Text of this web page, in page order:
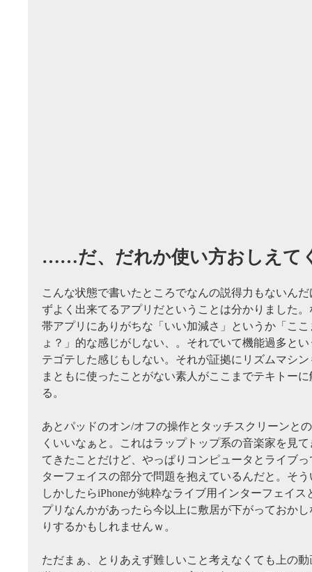
……だ、だれか使い方おしえて
こんな状態で書いたところでなんの説得力もないん
ずよく出来てるアプリだということは分かりました
帯アプリにありがちな「いい加減さ」というか「こ
ょ？」的な感じがしない、。それでいて機能過多と
テゴテした感じもしない。それが証拠にリズムマシ
まともに使ったことがない素人がここまでテキトー
る。
あとパッドのオン/オフの操作とタッチスクリーンと
くいいなぁと。これはラップトップ系の音楽家を見
てきたことだけど、やっぱりコンピュータとライブ
ターフェイスの部分で問題を抱えているんだと。そ
しかしたらiPhoneが純粋なライブ用インターフェイ
プリなんかがあったら今以上に敷居が下がっておか
りするかもしれませんｗ。
ただまぁ、とりあえず難しいこと考えなくても上の